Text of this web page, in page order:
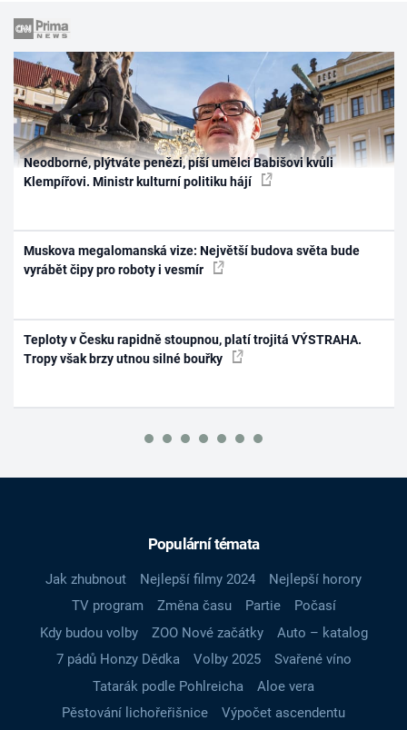
Neodborné, plýtváte penězi, píší umělci Babišovi kvůli
Klempířovi. Ministr kulturní politiku hájí
Muskova megalomanská vize: Největší budova světa bude
vyrábět čipy pro roboty i vesmír
Teploty v Česku rapidně stoupnou, platí trojitá VÝSTRAHA.
Tropy však brzy utnou silné bouřky
Populární témata
Jak zhubnout Nejlepší filmy 2024
Nejlepší horory
TV program
Změna času Partie
Počasí
Kdy budou volby
ZOO Nové začátky
Auto – katalog
7 pádů Honzy Dědka
Volby 2025
Svařené víno
Tatarák podle Pohlreicha
Aloe vera
Pěstování lichořeřišnice
Výpočet ascendentu